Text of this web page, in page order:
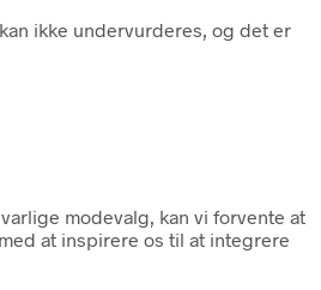
ikke undervurderes, og det er
modevalg, kan vi forvente at
at inspirere os til at integrere